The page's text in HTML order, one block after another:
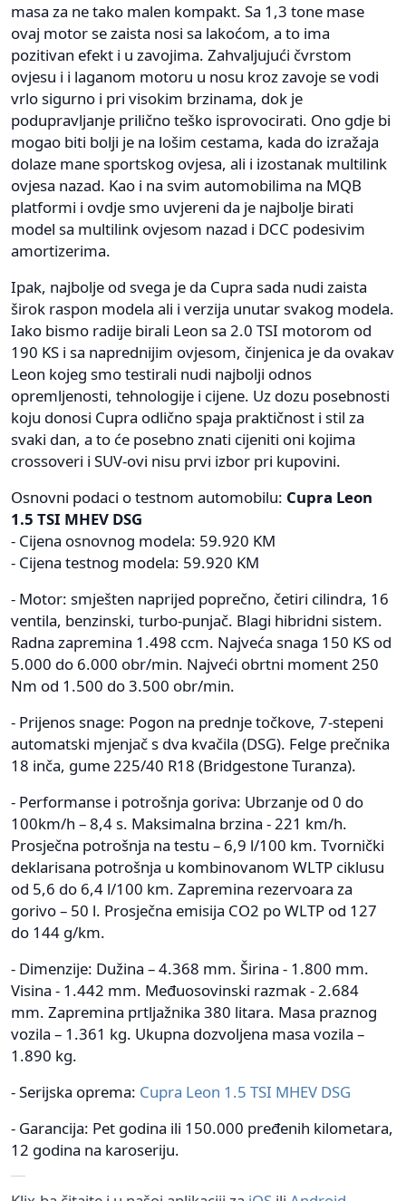
masa za ne tako malen kompakt. Sa 1,3 tone mase
ovaj motor se zaista nosi sa lakoćom, a to ima
pozitivan efekt i u zavojima. Zahvaljujući čvrstom
ovjesu i i laganom motoru u nosu kroz zavoje se vodi
vrlo sigurno i pri visokim brzinama, dok je
podupravljanje prilično teško isprovocirati. Ono gdje bi
mogao biti bolji je na lošim cestama, kada do izražaja
dolaze mane sportskog ovjesa, ali i izostanak multilink
ovjesa nazad. Kao i na svim automobilima na MQB
platformi i ovdje smo uvjereni da je najbolje birati
model sa multilink ovjesom nazad i DCC podesivim
amortizerima.
Ipak, najbolje od svega je da Cupra sada nudi zaista
širok raspon modela ali i verzija unutar svakog modela.
Iako bismo radije birali Leon sa 2.0 TSI motorom od
190 KS i sa naprednijim ovjesom, činjenica je da ovakav
Leon kojeg smo testirali nudi najbolji odnos
opremljenosti, tehnologije i cijene. Uz dozu posebnosti
koju donosi Cupra odlično spaja praktičnost i stil za
svaki dan, a to će posebno znati cijeniti oni kojima
crossoveri i SUV-ovi nisu prvi izbor pri kupovini.
Osnovni podaci o testnom automobilu: Cupra Leon
1.5 TSI MHEV DSG
- Cijena osnovnog modela: 59.920 KM
- Cijena testnog modela: 59.920 KM
- Motor: smješten naprijed poprečno, četiri cilindra, 16
ventila, benzinski, turbo-punjač. Blagi hibridni sistem.
Radna zapremina 1.498 ccm. Najveća snaga 150 KS od
5.000 do 6.000 obr/min. Najveći obrtni moment 250
Nm od 1.500 do 3.500 obr/min.
- Prijenos snage: Pogon na prednje točkove, 7-stepeni
automatski mjenjač s dva kvačila (DSG). Felge prečnika
18 inča, gume 225/40 R18 (Bridgestone Turanza).
- Performanse i potrošnja goriva: Ubrzanje od 0 do
100km/h – 8,4 s. Maksimalna brzina - 221 km/h.
Prosječna potrošnja na testu – 6,9 l/100 km. Tvornički
deklarisana potrošnja u kombinovanom WLTP ciklusu
od 5,6 do 6,4 l/100 km. Zapremina rezervoara za
gorivo – 50 l. Prosječna emisija CO2 po WLTP od 127
do 144 g/km.
- Dimenzije: Dužina – 4.368 mm. Širina - 1.800 mm.
Visina - 1.442 mm. Međuosovinski razmak - 2.684
mm. Zapremina prtljažnika 380 litara. Masa praznog
vozila – 1.361 kg. Ukupna dozvoljena masa vozila –
1.890 kg.
- Serijska oprema: Cupra Leon 1.5 TSI MHEV DSG
- Garancija: Pet godina ili 150.000 pređenih kilometara,
12 godina na karoseriju.